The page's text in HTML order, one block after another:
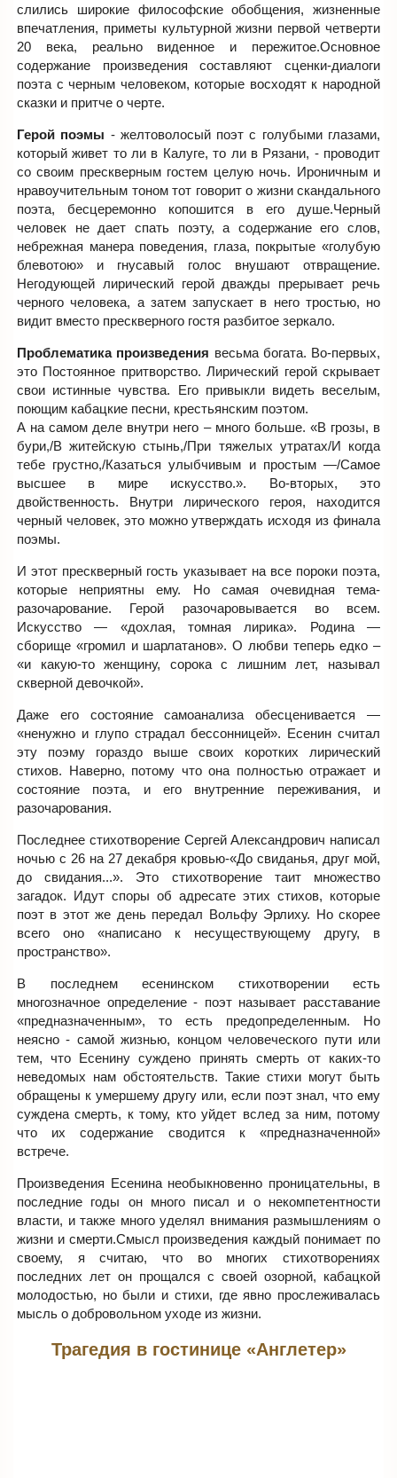
слились широкие философские обобщения, жизненные
впечатления, приметы культурной жизни первой четверти
20 века, реально виденное и пережитое.Основное
содержание произведения составляют сценки-диалоги
поэта с черным человеком, которые восходят к народной
сказки и притче о черте.
Герой поэмы - желтоволосый поэт с голубыми глазами,
который живет то ли в Калуге, то ли в Рязани, - проводит
со своим прескверным гостем целую ночь. Ироничным и
нравоучительным тоном тот говорит о жизни скандального
поэта, бесцеремонно копошится в его душе.Черный
человек не дает спать поэту, а содержание его слов,
небрежная манера поведения, глаза, покрытые «голубую
блевотою» и гнусавый голос внушают отвращение.
Негодующей лирический герой дважды прерывает речь
черного человека, а затем запускает в него тростью, но
видит вместо прескверного гостя разбитое зеркало.
Проблематика произведения весьма богата. Во-первых,
это Постоянное притворство. Лирический герой скрывает
свои истинные чувства. Его привыкли видеть веселым,
поющим кабацкие песни, крестьянским поэтом.
А на самом деле внутри него – много больше. «В грозы, в
бури,/В житейскую стынь,/При тяжелых утратах/И когда
тебе грустно,/Казаться улыбчивым и простым —/Самое
высшее в мире искусство.». Во-вторых, это
двойственность. Внутри лирического героя, находится
черный человек, это можно утверждать исходя из финала
поэмы.
И этот прескверный гость указывает на все пороки поэта,
которые неприятны ему. Но самая очевидная тема-
разочарование. Герой разочаровывается во всем.
Искусство — «дохлая, томная лирика». Родина —
сборище «громил и шарлатанов». О любви теперь едко –
«и какую-то женщину, сорока с лишним лет, называл
скверной девочкой».
Даже его состояние самоанализа обесценивается —
«ненужно и глупо страдал бессонницей». Есенин считал
эту поэму гораздо выше своих коротких лирический
стихов. Наверно, потому что она полностью отражает и
состояние поэта, и его внутренние переживания, и
разочарования.
Последнее стихотворение Сергей Александрович написал
ночью с 26 на 27 декабря кровью-«До свиданья, друг мой,
до свидания...». Это стихотворение таит множество
загадок. Идут споры об адресате этих стихов, которые
поэт в этот же день передал Вольфу Эрлиху. Но скорее
всего оно «написано к несуществующему другу, в
пространство».
В последнем есенинском стихотворении есть
многозначное определение - поэт называет расставание
«предназначенным», то есть предопределенным. Но
неясно - самой жизнью, концом человеческого пути или
тем, что Есенину суждено принять смерть от каких-то
неведомых нам обстоятельств. Такие стихи могут быть
обращены к умершему другу или, если поэт знал, что ему
суждена смерть, к тому, кто уйдет вслед за ним, потому
что их содержание сводится к «предназначенной»
встрече.
Произведения Есенина необыкновенно проницательны, в
последние годы он много писал и о некомпетентности
власти, и также много уделял внимания размышлениям о
жизни и смерти.Смысл произведения каждый понимает по
своему, я считаю, что во многих стихотворениях
последних лет он прощался с своей озорной, кабацкой
молодостью, но были и стихи, где явно прослеживалась
мысль о добровольном уходе из жизни.
Трагедия в гостинице «Англетер»